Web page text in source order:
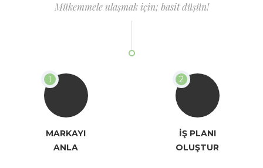
Mükemmele ulaşmak için; basit düşün!
MARKAYI
ANLA
İŞ PLANI
OLUŞTUR